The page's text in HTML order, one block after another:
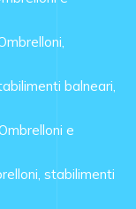
balneari,
e
stabilimenti